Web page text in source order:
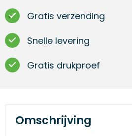
Gratis verzending
Snelle levering
Gratis drukproef
Omschrijving